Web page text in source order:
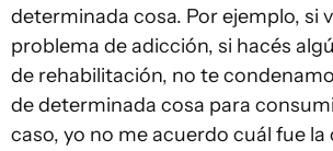
determinada cosa. Por ejemplo, si
problema de adicción, si hacés
de rehabilitación, no te
de determinada cosa para
caso, yo no me acuerdo cuál fue